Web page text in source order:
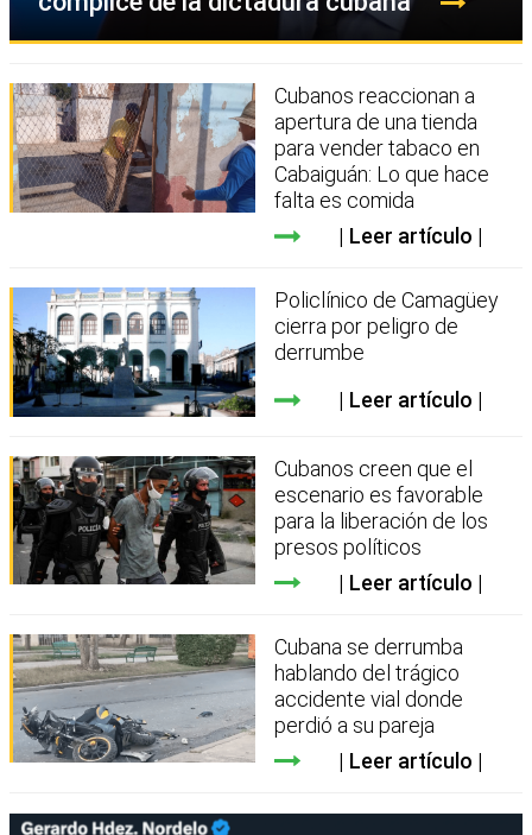
Cubanos reaccionan a
apertura de una tienda
para vender tabaco en
Cabaiguán: Lo que hace
falta es comida
Leer artículo
Policlínico de Camagüey
cierra por peligro de
derrumbe
Leer artículo
Cubanos creen que el
escenario es favorable
para la liberación de los
presos políticos
Leer artículo
Cubana se derrumba
hablando del trágico
accidente vial donde
perdió a su pareja
Leer artículo